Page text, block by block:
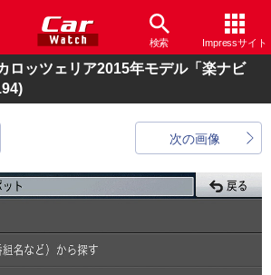
検索 Impressサイト
ロッツェリア2015年モデル「楽ナビ
次の画像